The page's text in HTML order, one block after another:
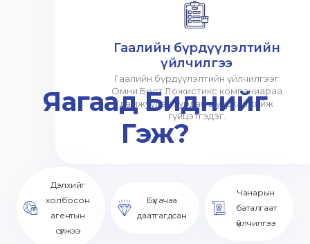
Гаалийн бүрдүүлэлтийн
үйлчилгээ
Гаалийн бүрдүүлэлтийн үйлчилгээг
Омни Бест Ложистикс компаниараа
дамжуулан хурдан шуурхай хийж
гүйцэтгэдэг.
Яагаад Биднийг
Гэж?
Дэлхийг
холбосон
агентын
сүлжээ
Бүх ачаа
даатгагдсан
Чанарын
баталгаат
үйлчилгээ